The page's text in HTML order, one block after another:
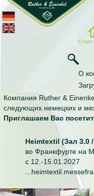
Старт
О
Компания Ruther &
следующих немецких и
Приглашаем Вас
Heimtextil (Зал 3.0
во Франкфурте на
c 12.-15.01.2027
...